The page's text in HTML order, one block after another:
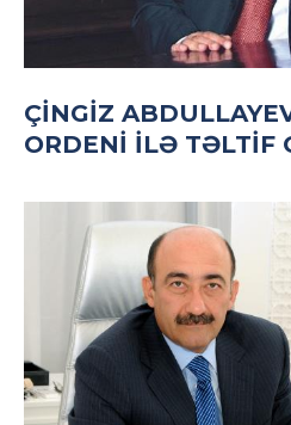
ÇINGIZ
ORDENI ILƏ TƏLTIF